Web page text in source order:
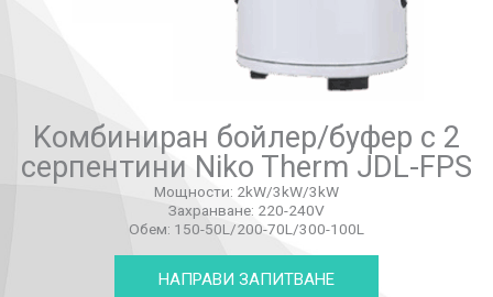
Kомбиниран бойлер/буфер с 2
серпентини Niko Therm JDL-FPS
Мощности: 2kW/3kW/3kW
Захранване: 220-240V
Обем: 150-50L/200-70L/300-100L
НАПРАВИ ЗАПИТВАНЕ